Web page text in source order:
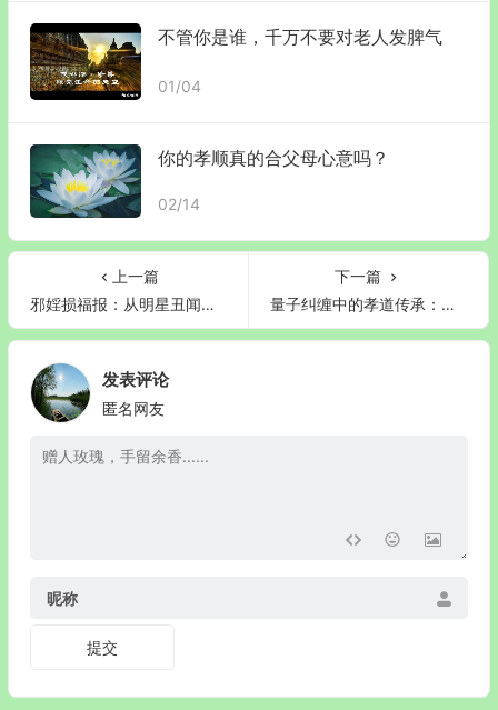
不管你是谁，千万不要对老人发脾气
01/04
你的孝顺真的合父母心意吗？
02/14
上一篇
邪婬损福报：从明星丑闻看放纵欲望的恶果
下一篇
量子纠缠中的孝道传承：论祖先意识流对后辈的跨维度庇佑
发表评论
匿名网友
昵称